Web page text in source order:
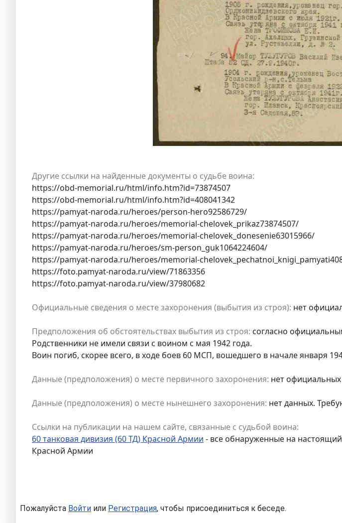
Другие ссылки на найденные документы о судьбе воина:
https://obd-memorial.ru/html/info.htm?id=73874507
https://obd-memorial.ru/html/info.htm?id=408041342
https://pamyat-naroda.ru/heroes/person-hero92586729/
https://pamyat-naroda.ru/heroes/memorial-chelovek_prikaz73874507/
https://pamyat-naroda.ru/heroes/memorial-chelovek_donesenie63015966/
https://pamyat-naroda.ru/heroes/sm-person_guk1064224604/
https://pamyat-naroda.ru/heroes/memorial-
https://foto.pamyat-naroda.ru/view/71863356
https://foto.pamyat-naroda.ru/view/37980682
Официальные сведения о месте захоронения (выбытия из строя): нет
Предположения об обстоятельствах выбытия из строя: согласно
Родственники не имели связи с воином с мая 1942 года.
Воин погиб, скорее всего, в ходе боев 60 МСП, вошедшего в начале января
Данные (предположения) о месте первичного захоронения: нет
Данные (предположения) о месте нынешнего захоронения: нет данных.
Ссылки на публикации на нашем сайте, связанные с судьбой воина:
60 танковая дивизия (60 ТД) Красной Армии - все обнаруженные на
Красной Армии
Пожалуйста Войти или Регистрация, чтобы присоединиться к беседе.